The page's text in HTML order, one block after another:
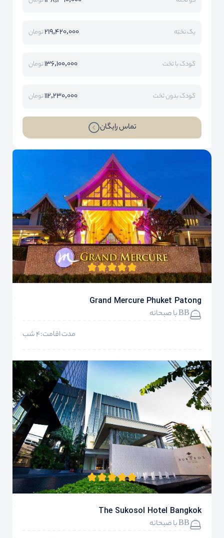
یک تخته 219,420,000تومان
کودک با تخت 136,100,000تومان
کودک بدون تخت 112,230,000تومان
تماس رایگان
Grand Mercure Phuket Patong
BB با صبحانه
مدت اقامت:4 شب
The Sukosol Hotel Bangkok
BB با صبحانه